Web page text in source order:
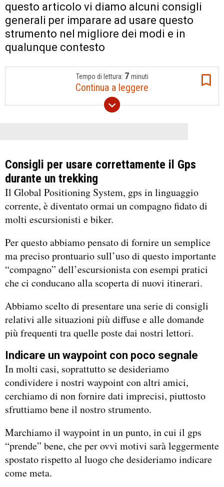
questo articolo vi diamo alcuni consigli
generali per imparare ad usare questo
strumento nel migliore dei modi e in
qualunque contesto
Tempo di lettura: 7 minuti
Continua a leggere
Consigli per usare correttamente il Gps
durante un trekking
Il Global Positioning System, gps in linguaggio
corrente, è diventato ormai un compagno fidato di
molti escursionisti e biker.
Per questo abbiamo pensato di fornire un semplice
ma preciso prontuario sull’uso di questo importante
“compagno” dell’escursionista con esempi pratici
che ci conducano alla scoperta di nuovi itinerari.
Abbiamo scelto di presentare una serie di consigli
relativi alle situazioni più diffuse e alle domande
più frequenti tra quelle poste dai nostri lettori.
Indicare un waypoint con poco segnale
In molti casi, soprattutto se desideriamo
condividere i nostri waypoint con altri amici,
cerchiamo di non fornire dati imprecisi, piuttosto
sfruttiamo bene il nostro strumento.
Marchiamo il waypoint in un punto, in cui il gps
“prende” bene, che per ovvi motivi sarà leggermente
spostato rispetto al luogo che desideriamo indicare
come meta.